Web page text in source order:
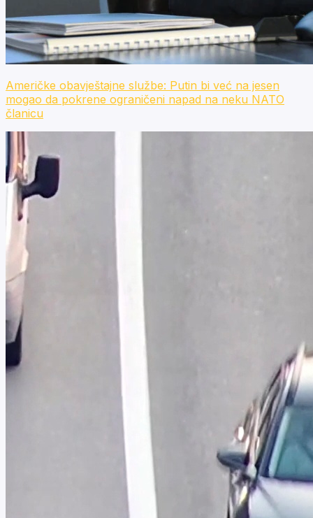
Američke obavještajne službe: Putin bi već na jesen
mogao da pokrene ograničeni napad na neku NATO
članicu